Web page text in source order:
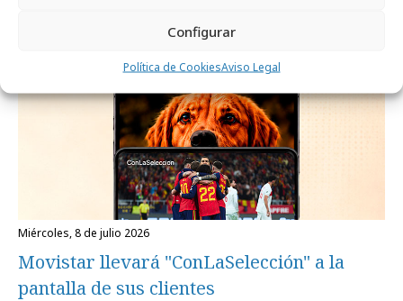
Configurar
Política de CookiesAviso Legal
miércoles, 8 de julio 2026
Movistar llevará "ConLaSelección" a la
pantalla de sus clientes